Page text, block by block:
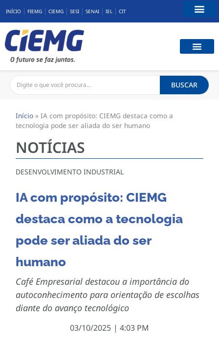
INÍCIO FIEMG CIEMG SESI SENAI IEL CIT
BUSCAR
Início »IA com propósito: CIEMG destaca como a
tecnologia pode ser aliada do ser humano
NOTÍCIAS
DESENVOLVIMENTO INDUSTRIAL
IA com propósito: CIEMG
destaca como a tecnologia
pode ser aliada do ser
humano
Café Empresarial destacou a importância do
autoconhecimento para orientação de escolhas
diante do avanço tecnológico
03/10/2025 | 4:03 PM